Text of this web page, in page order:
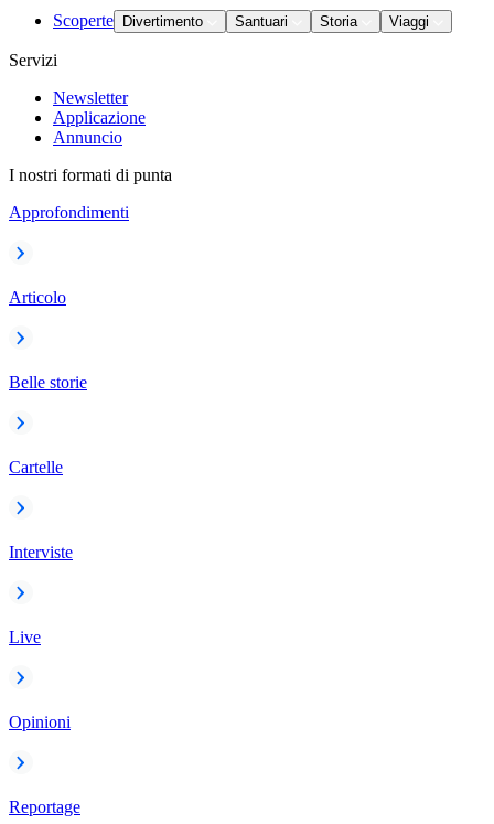
Scoperte Divertimento Santuari Storia Viaggi
Servizi
Newsletter
Applicazione
Annuncio
I nostri formati di punta
Approfondimenti
Articolo
Belle storie
Cartelle
Interviste
Live
Opinioni
Reportage